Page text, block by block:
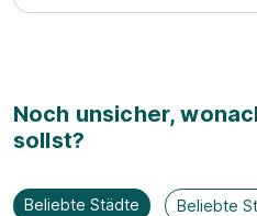
Noch unsicher,
sollst?
Beliebte Städte Beliebte